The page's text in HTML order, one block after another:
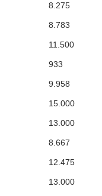
8.275
8.783
11.500
933
9.958
15.000
13.000
8.667
12.475
13.000